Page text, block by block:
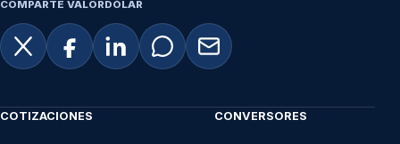
COMPARTE VALORDÓLAR
COTIZACIONES CONVERSORES